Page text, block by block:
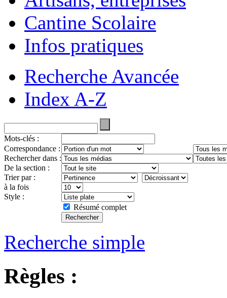
Cantine Scolaire
Infos pratiques
Recherche Avancée
Index A-Z
Mots-clés :
Correspondance :
Rechercher dans :
De la section :
Trier par :
à la fois
Style :
Résumé complet
Recherche simple
Règles :